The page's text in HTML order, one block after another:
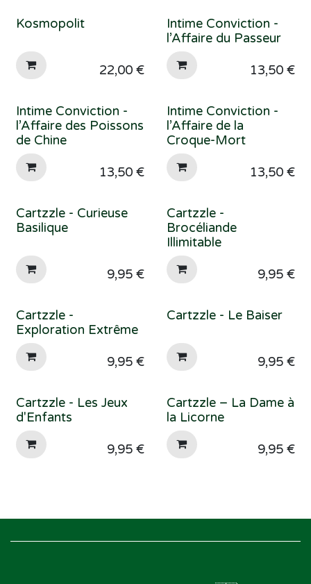
Kosmopolit
22,00€
Intime Conviction -
l’Affaire du Passeur
13,50€
Intime Conviction -
l’Affaire des Poissons
de Chine
13,50€
Intime Conviction -
l’Affaire de la
Croque-Mort
13,50€
Cartzzle - Curieuse
Basilique
9,95€
Cartzzle -
Brocéliande
Illimitable
9,95€
Cartzzle -
Exploration Extrême
9,95€
Cartzzle - Le Baiser
9,95€
Cartzzle - Les Jeux
d'Enfants
9,95€
Cartzzle – La Dame à
la Licorne
9,95€